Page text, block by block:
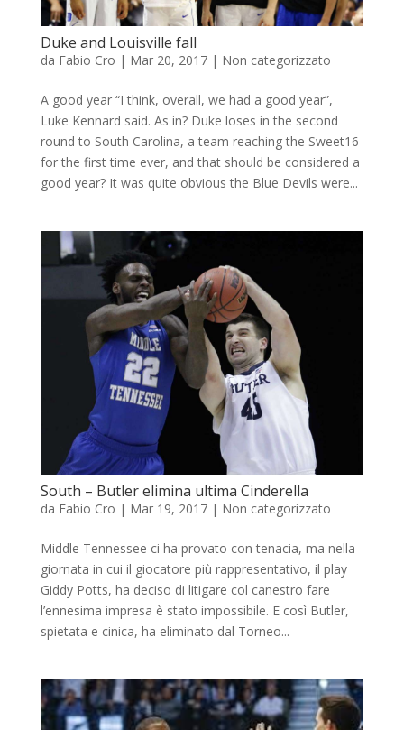
Duke and Louisville fall
da Fabio Cro | Mar 20, 2017| Non categorizzato
A good year “I think, overall, we had a good year”,
Luke Kennard said. As in? Duke loses in the second
round to South Carolina, a team reaching the Sweet16
for the first time ever, and that should be considered a
good year? It was quite obvious the Blue Devils were...
South – Butler elimina ultima Cinderella
da Fabio Cro | Mar 19, 2017| Non categorizzato
Middle Tennessee ci ha provato con tenacia, ma nella
giornata in cui il giocatore più rappresentativo, il play
Giddy Potts, ha deciso di litigare col canestro fare
l’ennesima impresa è stato impossibile. E così Butler,
spietata e cinica, ha eliminato dal Torneo...